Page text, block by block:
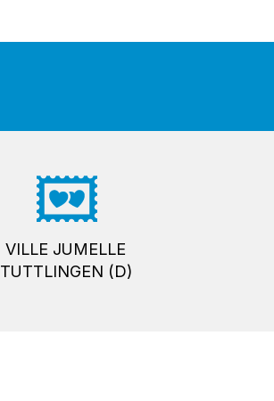
VILLE JUMELLE
TUTTLINGEN (D)